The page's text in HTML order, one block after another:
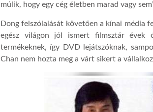
múlik, hogy egy cég életben marad vagy
Dong felszólalását követően a kínai média
egész világon jól ismert filmsztár évek
termékeknek, így DVD lejátszóknak,
Chan nem hozta meg a várt sikert a